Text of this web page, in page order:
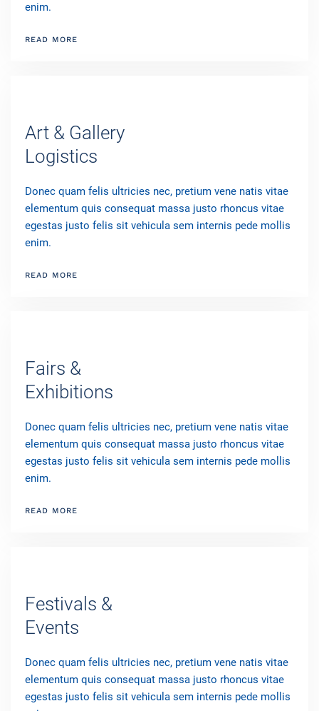
enim.
READ MORE
Art & Gallery
Logistics
Donec quam felis ultricies nec, pretium vene natis vitae
elementum quis consequat massa justo rhoncus vitae
egestas justo felis sit vehicula sem internis pede mollis
enim.
READ MORE
Fairs &
Exhibitions
Donec quam felis ultricies nec, pretium vene natis vitae
elementum quis consequat massa justo rhoncus vitae
egestas justo felis sit vehicula sem internis pede mollis
enim.
READ MORE
Festivals &
Events
Donec quam felis ultricies nec, pretium vene natis vitae
elementum quis consequat massa justo rhoncus vitae
egestas justo felis sit vehicula sem internis pede mollis